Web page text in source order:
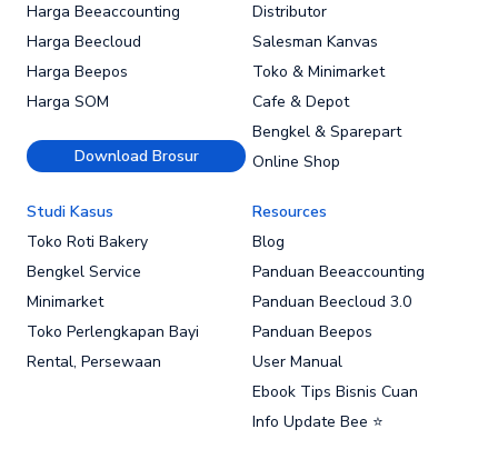
Harga Beeaccounting
Harga Beecloud
Harga Beepos
Harga SOM
Download Brosur
Distributor
Salesman Kanvas
Toko & Minimarket
Cafe & Depot
Bengkel & Sparepart
Online Shop
Studi Kasus
Toko Roti Bakery
Bengkel Service
Minimarket
Toko Perlengkapan Bayi
Rental, Persewaan
Resources
Blog
Panduan Beeaccounting
Panduan Beecloud 3.0
Panduan Beepos
User Manual
Ebook Tips Bisnis Cuan
Info Update Bee ⭐